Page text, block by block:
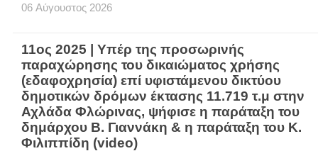
06 Αύγουστος 2026
11ος 2025 | Υπέρ της προσωρινής
παραχώρησης του δικαιώματος χρήσης
(εδαφοχρησία) επί υφιστάμενου δικτύου
δημοτικών δρόμων έκτασης 11.719 τ.μ στην
Αχλάδα Φλώρινας, ψήφισε η παράταξη του
δημάρχου Β. Γιαννάκη & η παράταξη του Κ.
Φιλιππίδη (video)